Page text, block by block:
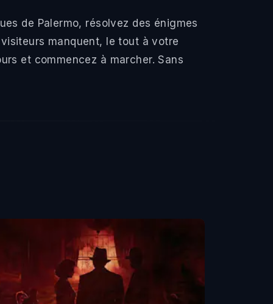
de Palermo, résolvez des énigmes
manquent, le tout à votre
et commencez à marcher. Sans